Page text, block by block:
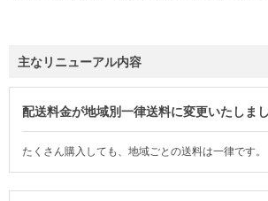
主なリニューアル内容
配送料金が地域別一律送料に変更いたしまし
たくさん購入しても、地域ごとの送料は一律です。